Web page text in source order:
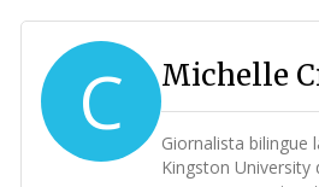
C Michelle
Giornalista bilingue
Kingston University